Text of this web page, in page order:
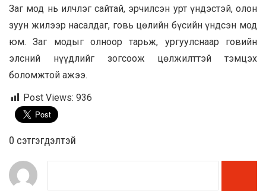
Заг мод нь илчлэг сайтай, эрчилсэн урт үндэстэй, олон
зуун жилээр насалдаг, говь цөлийн бүсийн үндсэн мод
юм. Заг модыг олноор тарьж, ургуулснаар говийн
элсний нүүдлийг зогсоож цөлжилттэй тэмцэх
боломжтой ажээ.
Post Views: 936
0 cэтгэгдэлтэй